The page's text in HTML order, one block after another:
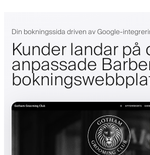
Din bokningssida driven av Google-
Kunder landar på
anpassade